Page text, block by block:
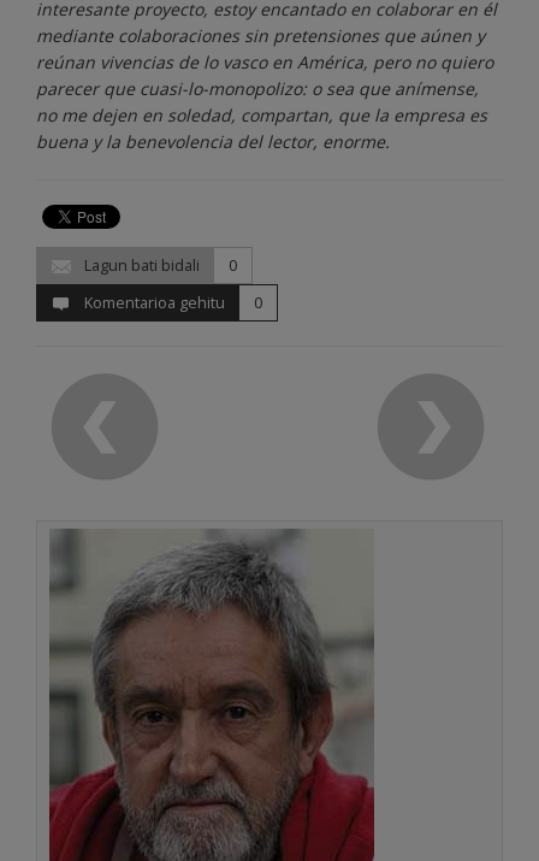
interesante proyecto, estoy encantado en colaborar en él
mediante colaboraciones sin pretensiones que aúnen y
reúnan vivencias de lo vasco en América, pero no quiero
parecer que cuasi-lo-monopolizo: o sea que anímense,
no me dejen en soledad, compartan, que la empresa es
buena y la benevolencia del lector, enorme.
Lagun bati bidali
0
Komentarioa gehitu
0